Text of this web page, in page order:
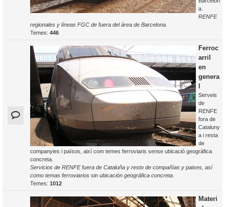
a.
RENFE
regionales y líneas FGC de fuera del área de Barcelona.
Temes: 446
Ferroc
arril
en
genera
Serveis
de
RENFE
fora de
Cataluny
a i resta
de
companyies i països, així com temes ferroviaris sense ubicació geogràfica
concreta.
Servicios de RENFE fuera de Cataluña y resto de compañías y paises, así
como temas ferroviarios sin ubicación geográfica concreta.
Temes: 1012
Materi